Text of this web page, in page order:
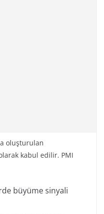
oluşturulan
kabul edilir. PMI
büyüme sinyali